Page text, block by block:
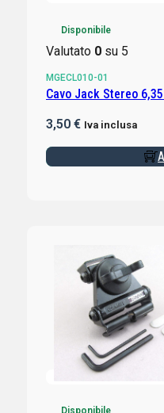
Disponibile
Valutato 0su 5
MGECL010-01
Cavo Jack Stereo
3,50 € Iva inclusa